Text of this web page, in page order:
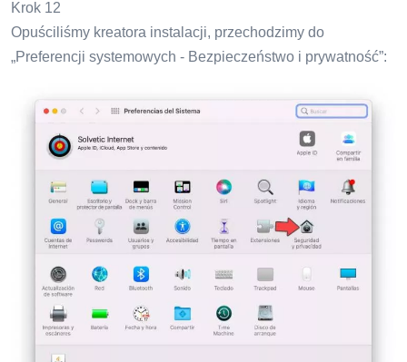
Krok 12
Opuściliśmy kreatora instalacji, przechodzimy do
„Preferencji systemowych - Bezpieczeństwo i prywatność”: